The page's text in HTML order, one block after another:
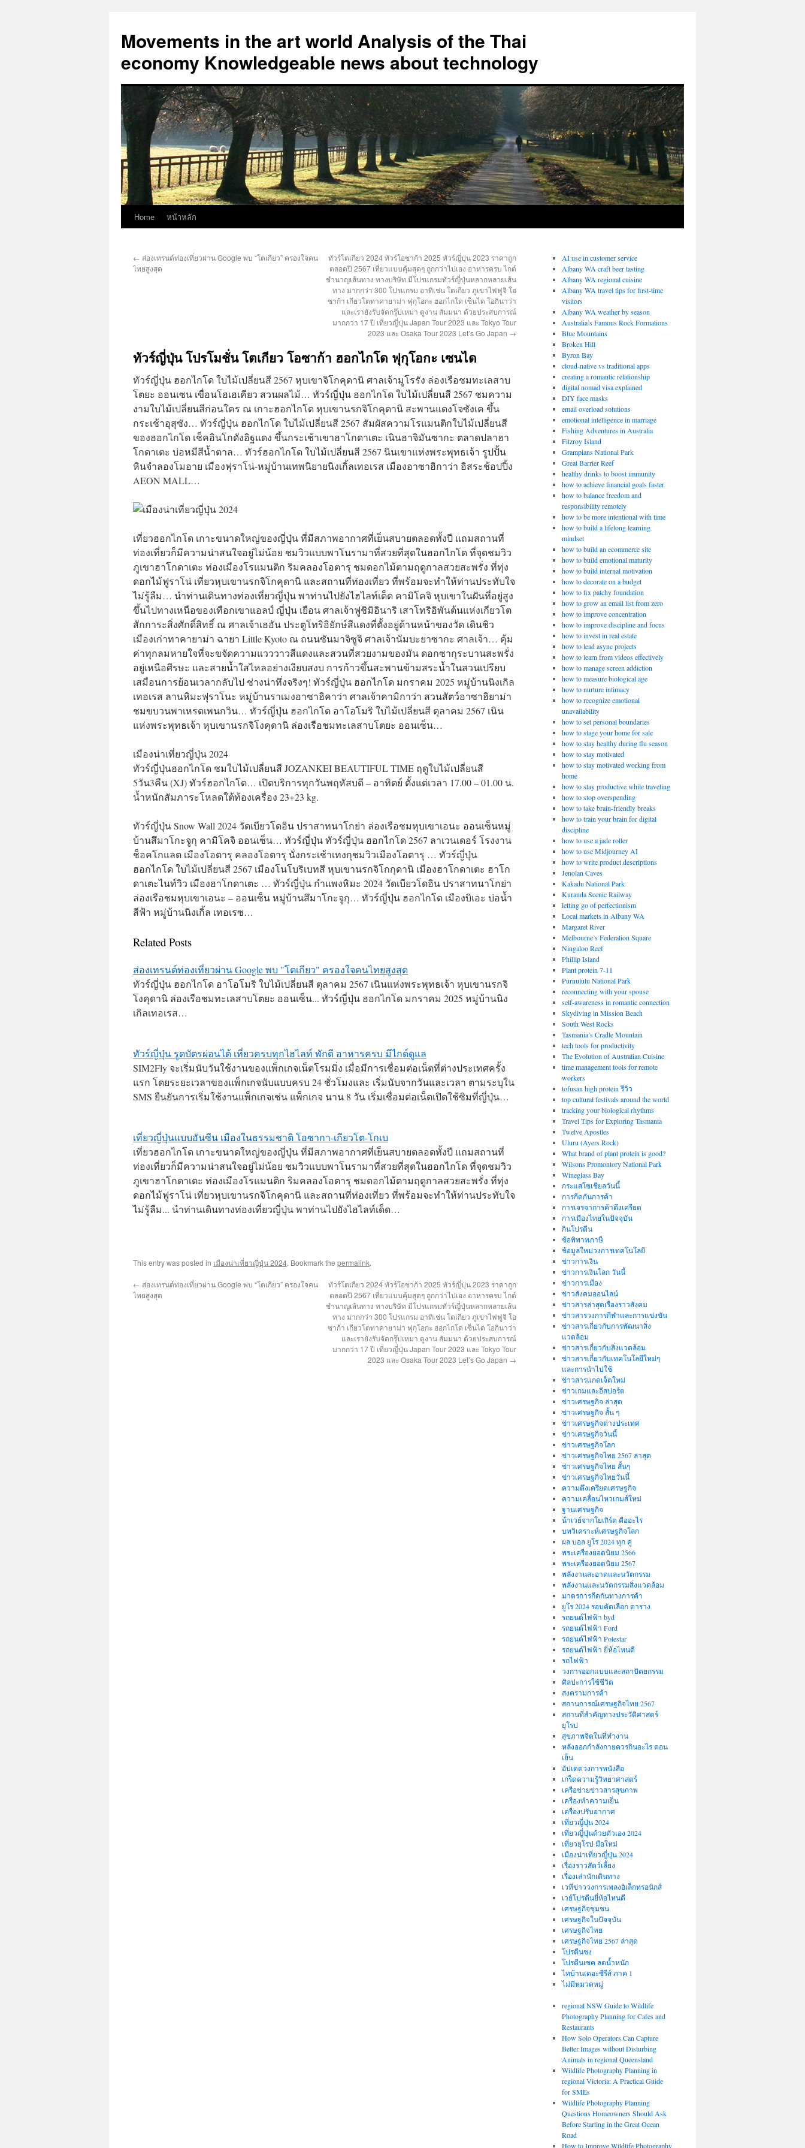
content
Movements in the art world Analysis of the Thai
economy Knowledgeable news about technology
Home หน้าหลัก
← ส่องเทรนด์ท่องเที่ยวผ่าน Google พบ “โตเกียว” ครองใจคน
ไทยสูงสุด
ทัวร์โตเกียว 2024 ทัวร์โอซาก้า 2025 ทัวร์ญี่ปุ่น 2023 ราคาถูก
ตลอดปี 2567 เที่ยวแบบคุ้มสุดๆ ถูกกว่าไปเอง อาหารครบ ไกด์
ชำนาญเส้นทาง ทางบริษัท มีโปรแกรมทัวร์ญี่ปุ่นหลากหลายเส้น
ทาง มากกว่า 300 โปรแกรม อาทิเช่น โตเกียว ภูเขาไฟฟูจิ โอ
ซาก้า เกียวโตทาคายาม่า ฟุกุโอกะ ฮอกไกโด เซ็นได โอกินาว่า
และเรายังรับจัดกรุ๊ปเหมา ดูงาน สัมมนา ด้วยประสบการณ์
มากกว่า 17 ปี เที่ยวญี่ปุ่น Japan Tour 2023 และ Tokyo Tour
2023 และ Osaka Tour 2023 Let’s Go Japan →
ทัวร์ญี่ปุ่น โปรโมชั่น โตเกียว โอซาก้า ฮอกไกโด ฟุกุโอกะ เซนได
ทัวร์ญี่ปุ่น ฮอกไกโด ใบไม้เปลี่ยนสี 2567 หุบเขาจิโกคุดานิ ศาลเจ้ามูโรรัง ล่องเรือชมทะเลสาบ
โตยะ ออนเซน เขื่อนโฮเฮเคียว สวนผลไม้… ทัวร์ญี่ปุ่น ฮอกไกโด ใบไม้เปลี่ยนสี 2567 ชมความ
งามใบไม้เปลี่ยนสีก่อนใคร ณ เกาะฮอกไกโด หุบเขานรกจิโกคุดานิ สะพานแดงโจซังเค ขึ้น
กระเช้าอุสุซัง… ทัวร์ญี่ปุ่น ฮอกไกโด ใบไม้เปลี่ยนสี 2567 สัมผัสความโรแมนติกใบไม้เปลี่ยนสี
ของฮอกไกโด เช็คอินโกดังอิฐแดง ขึ้นกระเช้าเขาฮาโกดาเตะ เนินฮาจิมันซากะ ตลาดปลาฮา
โกดาเตะ บ่อหมีสีน้ำตาล… ทัวร์ฮอกไกโด ใบไม้เปลี่ยนสี 2567 นินเขาแห่งพระพุทธเจ้า รูปปั้น
หินจำลองโมอาย เมืองฟุราโน่-หมู่บ้านเทพนิยายนิงเกิ้ลเทอเรส เมืองอาซาฮิกาว่า อิสระช้อปปิ้ง
AEON MALL…
เที่ยวฮอกไกโด เกาะขนาดใหญ่ของญี่ปุ่น ที่มีสภาพอากาศที่เย็นสบายตลอดทั้งปี แถมสถานที่
ท่องเที่ยวก็มีความน่าสนใจอยู่ไม่น้อย ชมวิวแบบพาโนรามาที่สวยที่สุดในฮอกไกโด ที่จุดชมวิว
ภูเขาฮาโกดาเตะ ท่องเมืองโรแมนติก ริมคลองโอตารุ ชมดอกไม้ตามฤดูกาลสวยสะพรั่ง ที่ทุ่ง
ดอกไม้ฟูราโน่ เที่ยวหุบเขานรกจิโกคุดานิ และสถานที่ท่องเที่ยว ที่พร้อมจะทำให้ท่านประทับใจ
ไม่รู้ลืม… นำท่านเดินทางท่องเที่ยวญี่ปุ่น พาท่านไปยังไฮไลท์เด็ด คามิโคจิ หุบเขาในฝันที่อยู่สูง
ขึ้นไปทางเหนือของเทือกเขาแอลป์ ญี่ปุ่น เยือน ศาลเจ้าฟูชิมิอินาริ เสาโทริอิพันต้นแห่งเกียวโต
สักการะสิ่งศักดิ์สิทธิ์ ณ ศาลเจ้าเฮอัน ประตูโทริอิยักษ์สีแดงที่ตั้งอยู่ด้านหน้าของวัด เดินชิว
เมืองเก่าทาคายาม่า ฉายา Little Kyoto ณ ถนนซันมาจิซูจิ ศาลเจ้านัมบะยาซากะ ศาลเจ้า… คุ้ม
ค่าทุกลมหายใจที่จะขจัดความแวววาวสีแดงและสวนที่สวยงามของมัน ดอกซากุระบานสะพรั่ง
อยู่เหนือศีรษะ และสายน้ำใสไหลอย่างเงียบสงบ การก้าวขึ้นสะพานข้ามสระน้ำในสวนเปรียบ
เสมือนการย้อนเวลากลับไป ช่างน่าทึ่งจริงๆ! ทัวร์ญี่ปุ่น ฮอกไกโด มกราคม 2025 หมู่บ้านนิงเกิล
เทอเรส ลานหิมะฟุราโนะ หมู่บ้านราเมงอาซาฮิคาว่า ศาลเจ้าคามิกาว่า สวนสัตว์อาซาฮิยาม่า
ชมขบวนพาเหรดเพนกวิน… ทัวร์ญี่ปุ่น ฮอกไกโด อาโอโมริ ใบไม้เปลี่ยนสี ตุลาคม 2567 เนิน
แห่งพระพุทธเจ้า หุบเขานรกจิโงคุดานิ ล่องเรือชมทะเลสาบโตยะ ออนเซ็น…
เมืองน่าเที่ยวญี่ปุ่น 2024
ทัวร์ญี่ปุ่นฮอกไกโด ชมใบไม้เปลี่ยนสี JOZANKEI BEAUTIFUL TIME ฤดูใบไม้เปลี่ยนสี
5วัน3คืน (XJ) ทัวร์ฮอกไกโด… เปิดบริการทุกวันพฤหัสบดี – อาทิตย์ ตั้งแต่เวลา 17.00 – 01.00 น.
น้ำหนักสัมภาระโหลดใต้ท้องเครื่อง 23+23 kg.
ทัวร์ญี่ปุ่น Snow Wall 2024 วัดเบียวโดอิน ปราสาทนาโกย่า ล่องเรือชมหุบเขาเอนะ ออนเซ็นหมู่
บ้านสึมาโกะจูกุ คามิโคจิ ออนเซ็น… ทัวร์ญี่ปุ่น ทัวร์ญี่ปุ่น ฮอกไกโด 2567 ลาเวนเดอร์ โรงงาน
ช็อคโกแลต เมืองโอตารุ คลองโอตารุ นั่งกระเช้าเทงกุชมวิวเมืองโอตารุ … ทัวร์ญี่ปุ่น
ฮอกไกโด ใบไม้เปลี่ยนสี 2567 เมืองโนโบริเบทสึ หุบเขานรกจิโกกุดานิ เมืองฮาโกดาเตะ ฮาโก
ดาเตะไนท์วิว เมืองฮาโกดาเตะ … ทัวร์ญี่ปุ่น กำแพงหิมะ 2024 วัดเบียวโดอิน ปราสาทนาโกย่า
ล่องเรือชมหุบเขาเอนะ – ออนเซ็น หมู่บ้านสึมาโกะจูกุ… ทัวร์ญี่ปุ่น ฮอกไกโด เมืองบิเอะ บ่อน้ำ
สีฟ้า หมู่บ้านนิงเกิ้ล เทอเรซ…
Related Posts
ส่องเทรนด์ท่องเที่ยวผ่าน Google พบ "โตเกียว" ครองใจคนไทยสูงสุด
ทัวร์ญี่ปุ่น ฮอกไกโด อาโอโมริ ใบไม้เปลี่ยนสี ตุลาคม 2567 เนินแห่งพระพุทธเจ้า หุบเขานรกจิ
โงคุดานิ ล่องเรือชมทะเลสาบโตยะ ออนเซ็น... ทัวร์ญี่ปุ่น ฮอกไกโด มกราคม 2025 หมู่บ้านนิง
เกิลเทอเรส…
ทัวร์ญี่ปุ่น รูดบัตรผ่อนได้ เที่ยวครบทุกไฮไลท์ พักดี อาหารครบ มีไกด์ดูแล
SIM2Fly จะเริ่มนับวันใช้งานของแพ็กเกจเน็ตโรมมิ่ง เมื่อมีการเชื่อมต่อเน็ตที่ต่างประเทศครั้ง
แรก โดยระยะเวลาของแพ็กเกจนับแบบครบ 24 ชั่วโมงและ เริ่มนับจากวันและเวลา ตามระบุใน
SMS ยืนยันการเริ่มใช้งานแพ็กเกจเช่น แพ็กเกจ นาน 8 วัน เริ่มเชื่อมต่อเน็ตเปิดใช้ซิมที่ญี่ปุ่น…
เที่ยวญี่ปุ่นแบบอันซีน เมืองในธรรมชาติ โอซากา-เกียวโต-โกเบ
เที่ยวฮอกไกโด เกาะขนาดใหญ่ของญี่ปุ่น ที่มีสภาพอากาศที่เย็นสบายตลอดทั้งปี แถมสถานที่
ท่องเที่ยวก็มีความน่าสนใจอยู่ไม่น้อย ชมวิวแบบพาโนรามาที่สวยที่สุดในฮอกไกโด ที่จุดชมวิว
ภูเขาฮาโกดาเตะ ท่องเมืองโรแมนติก ริมคลองโอตารุ ชมดอกไม้ตามฤดูกาลสวยสะพรั่ง ที่ทุ่ง
ดอกไม้ฟูราโน่ เที่ยวหุบเขานรกจิโกคุดานิ และสถานที่ท่องเที่ยว ที่พร้อมจะทำให้ท่านประทับใจ
ไม่รู้ลืม... นำท่านเดินทางท่องเที่ยวญี่ปุ่น พาท่านไปยังไฮไลท์เด็ด…
This entry was posted in เมืองน่าเที่ยวญี่ปุ่น 2024. Bookmark the permalink.
← ส่องเทรนด์ท่องเที่ยวผ่าน Google พบ “โตเกียว” ครองใจคน
ไทยสูงสุด
ทัวร์โตเกียว 2024 ทัวร์โอซาก้า 2025 ทัวร์ญี่ปุ่น 2023 ราคาถูก
ตลอดปี 2567 เที่ยวแบบคุ้มสุดๆ ถูกกว่าไปเอง อาหารครบ ไกด์
ชำนาญเส้นทาง ทางบริษัท มีโปรแกรมทัวร์ญี่ปุ่นหลากหลายเส้น
ทาง มากกว่า 300 โปรแกรม อาทิเช่น โตเกียว ภูเขาไฟฟูจิ โอ
ซาก้า เกียวโตทาคายาม่า ฟุกุโอกะ ฮอกไกโด เซ็นได โอกินาว่า
และเรายังรับจัดกรุ๊ปเหมา ดูงาน สัมมนา ด้วยประสบการณ์
มากกว่า 17 ปี เที่ยวญี่ปุ่น Japan Tour 2023 และ Tokyo Tour
2023 และ Osaka Tour 2023 Let’s Go Japan →
AI use in customer service
Albany WA craft beer tasting
Albany WA regional cuisine
Albany WA travel tips for first-time
visitors
Albany WA weather by season
Australia’s Famous Rock Formations
Blue Mountains
Broken Hill
Byron Bay
cloud-native vs traditional apps
creating a romantic relationship
digital nomad visa explained
DIY face masks
email overload solutions
emotional intelligence in marriage
Fishing Adventures in Australia
Fitzroy Island
Grampians National Park
Great Barrier Reef
healthy drinks to boost immunity
how to achieve financial goals faster
how to balance freedom and
responsibility remotely
how to be more intentional with time
how to build a lifelong learning
mindset
how to build an ecommerce site
how to build emotional maturity
how to build internal motivation
how to decorate on a budget
how to fix patchy foundation
how to grow an email list from zero
how to improve concentration
how to improve discipline and focus
how to invest in real estate
how to lead async projects
how to learn from videos effectively
how to manage screen addiction
how to measure biological age
how to nurture intimacy
how to recognize emotional
unavailability
how to set personal boundaries
how to stage your home for sale
how to stay healthy during flu season
how to stay motivated
how to stay motivated working from
home
how to stay productive while traveling
how to stop overspending
how to take brain-friendly breaks
how to train your brain for digital
discipline
how to use a jade roller
how to use Midjourney AI
how to write product descriptions
Jenolan Caves
Kakadu National Park
Kuranda Scenic Railway
letting go of perfectionism
Local markets in Albany WA
Margaret River
Melbourne’s Federation Square
Ningaloo Reef
Phillip Island
Plant protein 7-11
Purnululu National Park
reconnecting with your spouse
self-awareness in romantic connection
Skydiving in Mission Beach
South West Rocks
Tasmania’s Cradle Mountain
tech tools for productivity
The Evolution of Australian Cuisine
time management tools for remote
workers
tofusan high protein รีวิว
top cultural festivals around the world
tracking your biological rhythms
Travel Tips for Exploring Tasmania
Twelve Apostles
Uluru (Ayers Rock)
What brand of plant protein is good?
Wilsons Promontory National Park
Wineglass Bay
กระแสโซเชียลวันนี้
การกีดกันการค้า
การเจรจาการค้าตึงเครียด
การเมืองไทยในปัจจุบัน
กินโปรตีน
ข้อพิพาทภาษี
ข้อมูลใหม่วงการเทคโนโลยี
ข่าวการเงิน
ข่าวการเงินโลก วันนี้
ข่าวการเมือง
ข่าวสังคมออนไลน์
ข่าวสารล่าสุดเรื่องราวสังคม
ข่าวสารวงการกีฬาและการแข่งขัน
ข่าวสารเกี่ยวกับการพัฒนาสิ่ง
แวดล้อม
ข่าวสารเกี่ยวกับสิ่งแวดล้อม
ข่าวสารเกี่ยวกับเทคโนโลยีใหม่ๆ
และการนำไปใช้
ข่าวสารแกดเจ็ตใหม่
ข่าวเกมและอีสปอร์ต
ข่าวเศรษฐกิจ ล่าสุด
ข่าวเศรษฐกิจ สั้น ๆ
ข่าวเศรษฐกิจต่างประเทศ
ข่าวเศรษฐกิจวันนี้
ข่าวเศรษฐกิจโลก
ข่าวเศรษฐกิจไทย 2567 ล่าสุด
ข่าวเศรษฐกิจไทย สั้นๆ
ข่าวเศรษฐกิจไทยวันนี้
ความตึงเครียดเศรษฐกิจ
ความเคลื่อนไหวเกมส์ใหม่
ฐานเศรษฐกิจ
น้ําเวย์จากโยเกิร์ต คืออะไร
บทวิเคราะห์เศรษฐกิจโลก
ผล บอล ยูโร 2024 ทุก คู่
พระเครื่องยอดนิยม 2566
พระเครื่องยอดนิยม 2567
พลังงานสะอาดและนวัตกรรม
พลังงานและนวัตกรรมสิ่งแวดล้อม
มาตรการกีดกันทางการค้า
ยูโร 2024 รอบคัดเลือก ตาราง
รถยนต์ไฟฟ้า byd
รถยนต์ไฟฟ้า Ford
รถยนต์ไฟฟ้า Polestar
รถยนต์ไฟฟ้า ยี่ห้อไหนดี
รถไฟฟ้า
วงการออกแบบและสถาปัตยกรรม
ศิลปะการใช้ชีวิต
สงครามการค้า
สถานการณ์เศรษฐกิจไทย 2567
สถานที่สําคัญทางประวัติศาสตร์
ยุโรป
สุขภาพจิตในที่ทำงาน
หลังออกกําลังกายควรกินอะไร ตอน
เย็น
อัปเดตวงการหนังสือ
เกร็ดความรู้วิทยาศาสตร์
เครือข่ายข่าวสารสุขภาพ
เครื่องทำความเย็น
เครื่องปรับอากาศ
เที่ยวญี่ปุ่น 2024
เที่ยวญี่ปุ่นด้วยตัวเอง 2024
เที่ยวยุโรป มือใหม่
เมืองน่าเที่ยวญี่ปุ่น 2024
เรื่องราวสัตว์เลี้ยง
เรื่องเล่านักเดินทาง
เวทีข่าววงการเพลงอิเล็กทรอนิกส์
เวย์โปรตีนยี่ห้อไหนดี
เศรษฐกิจชุมชน
เศรษฐกิจในปัจจุบัน
เศรษฐกิจไทย
เศรษฐกิจไทย 2567 ล่าสุด
โปรตีนชง
โปรตีนเชค ลดน้ำหนัก
ไทบ้านเดอะซีรีส์ ภาค 1
ไม่มีหมวดหมู่
regional NSW Guide to Wildlife
Photography Planning for Cafes and
Restaurants
How Solo Operators Can Capture
Better Images without Disturbing
Animals in regional Queensland
Wildlife Photography Planning in
regional Victoria: A Practical Guide
for SMEs
Wildlife Photography Planning
Questions Homeowners Should Ask
Before Starting in the Great Ocean
Road
How to Improve Wildlife Photography